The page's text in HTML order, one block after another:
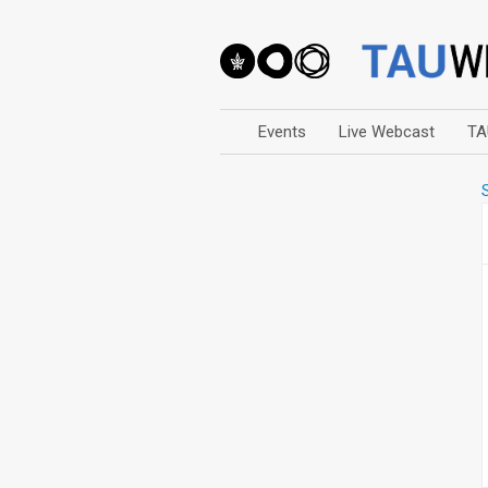
Events Live Webcast